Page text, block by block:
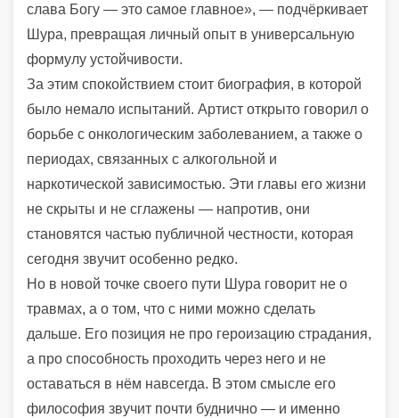
слава Богу — это самое главное», — подчёркивает
Шура, превращая личный опыт в универсальную
формулу устойчивости.
За этим спокойствием стоит биография, в которой
было немало испытаний. Артист открыто говорил о
борьбе с онкологическим заболеванием, а также о
периодах, связанных с алкогольной и
наркотической зависимостью. Эти главы его жизни
не скрыты и не сглажены — напротив, они
становятся частью публичной честности, которая
сегодня звучит особенно редко.
Но в новой точке своего пути Шура говорит не о
травмах, а о том, что с ними можно сделать
дальше. Его позиция не про героизацию страдания,
а про способность проходить через него и не
оставаться в нём навсегда. В этом смысле его
философия звучит почти буднично — и именно